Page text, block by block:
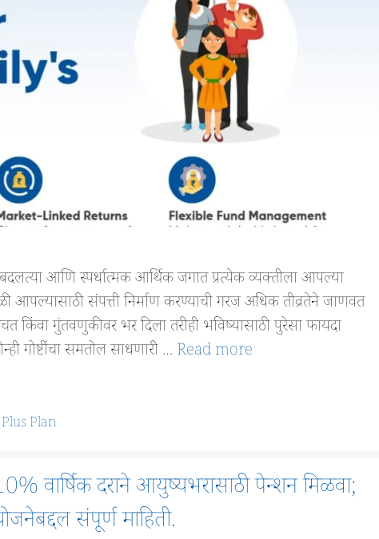
आणि स्पर्धात्मक आर्थिक जगात प्रत्येक व्यक्तीला आपल्या
आपल्यासाठी संपत्ती निर्माण करण्याची गरज अधिक तीव्रतेने जाणवत
गुंतवणुकीवर भर दिला तरीही भविष्यासाठी पुरेसा फायदा
गोष्टींचा समतोल साधणारी … Read more
Plan
वार्षिक दराने आयुष्यभरासाठी पेन्शन मिळवा;
संपूर्ण माहिती.